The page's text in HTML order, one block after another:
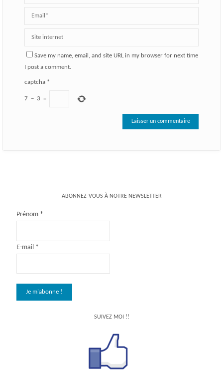
Save my name, email, and site URL in my browser for next time
I post a comment.
captcha*
7 − 3 =
ABONNEZ-VOUS À NOTRE NEWSLETTER
Prénom *
E-mail *
SUIVEZ MOI !!